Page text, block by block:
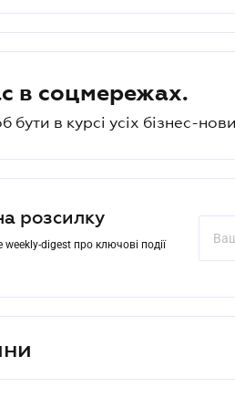
в соцмережах.
бути в курсі усіх бізнес-
розсилку
digest про ключові події